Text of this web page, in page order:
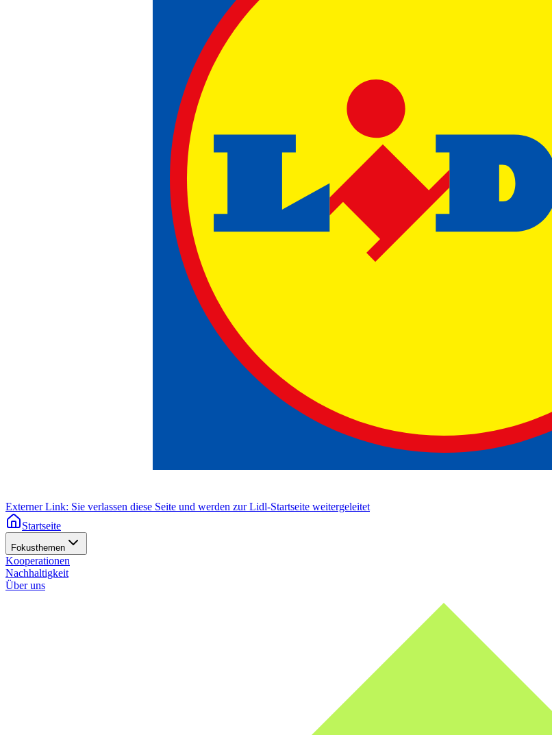
Externer Link: Sie verlassen diese Seite und werden zur Lidl-Startseite weitergeleitet
Startseite
Fokusthemen
Kooperationen
Nachhaltigkeit
Über uns